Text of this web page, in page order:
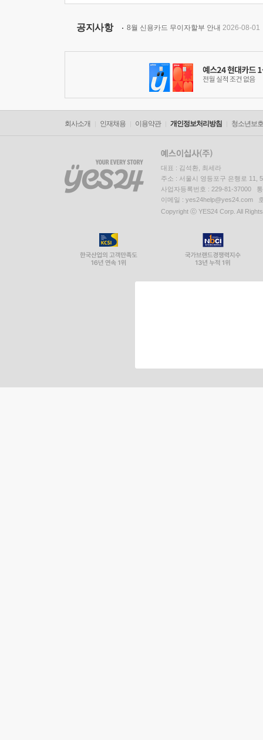
공지사항 8월 신용카드 무이자할부 안내 2026-08-01
회사소개 인재채용 이용약관 개인정보처리방침 청소년보
대표 : 김석환, 최세라
주소 : 서울시 영등포구 은행로 11,
사업자등록번호 : 229-81-37000
이메일 : yes24help@yes24.com
Copyright ⓒ YES24 Corp. All